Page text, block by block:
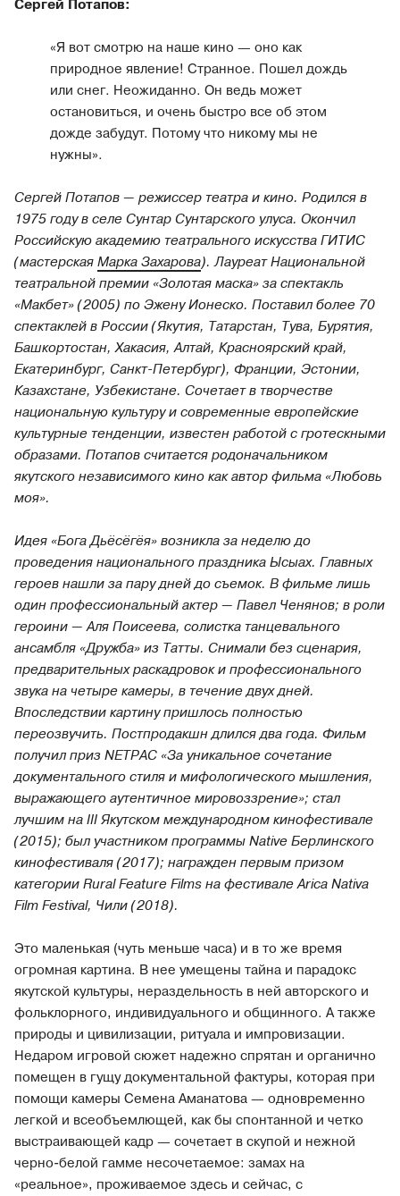
Сергей Потапов:
«Я вот смотрю на наше кино — оно как
природное явление! Странное. Пошел дождь
или снег. Неожиданно. Он ведь может
остановиться, и очень быстро все об этом
дожде забудут. Потому что никому мы не
нужны».
Сергей Потапов — режиссер театра и кино. Родился в
1975 году в селе Сунтар Сунтарского улуса. Окончил
Российскую академию театрального искусства ГИТИС
(мастерскаяМарка Захарова). Лауреат Национальной
театральной премии «Золотая маска» за спектакль
«Макбет» (2005) по Эжену Ионеско. Поставил более 70
спектаклей в России (Якутия, Татарстан, Тува, Бурятия,
Башкортостан, Хакасия, Алтай, Красноярский край,
Екатеринбург, Санкт-Петербург), Франции, Эстонии,
Казахстане, Узбекистане. Сочетает в творчестве
национальную культуру и современные европейские
культурные тенденции, известен работой с гротескными
образами. Потапов считается родоначальником
якутского независимого кино как автор фильма «Любовь
моя».
Идея «Бога Дьёсёгёя» возникла за неделю до
проведения национального праздника Ысыах. Главных
героев нашли за пару дней до съемок. В фильме лишь
один профессиональный актер — Павел Ченянов; в роли
героини — Аля Поисеева, солистка танцевального
ансамбля «Дружба» из Татты. Снимали без сценария,
предварительных раскадровок и профессионального
звука на четыре камеры, в течение двух дней.
Впоследствии картину пришлось полностью
переозвучить. Постпродакшн длился два года. Фильм
получил приз NETPAC «За уникальное сочетание
документального стиля и мифологического мышления,
выражающего аутентичное мировоззрение»; стал
лучшим на III Якутском международном кинофестивале
(2015); был участником программы Native Берлинского
кинофестиваля (2017); награжден первым призом
категории Rural Feature Films на фестивале Arica Nativa
Film Festival, Чили (2018).
Это маленькая (чуть меньше часа) и в то же время
огромная картина. В нее умещены тайна и парадокс
якутской культуры, нераздельность в ней авторского и
фольклорного, индивидуального и общинного. А также
природы и цивилизации, ритуала и импровизации.
Недаром игровой сюжет надежно спрятан и органично
помещен в гущу документальной фактуры, которая при
помощи камеры Семена Аманатова — одновременно
легкой и всеобъемлющей, как бы спонтанной и четко
выстраивающей кадр — сочетает в скупой и нежной
черно-белой гамме несочетаемое: замах на
«реальное», проживаемое здесь и сейчас, с